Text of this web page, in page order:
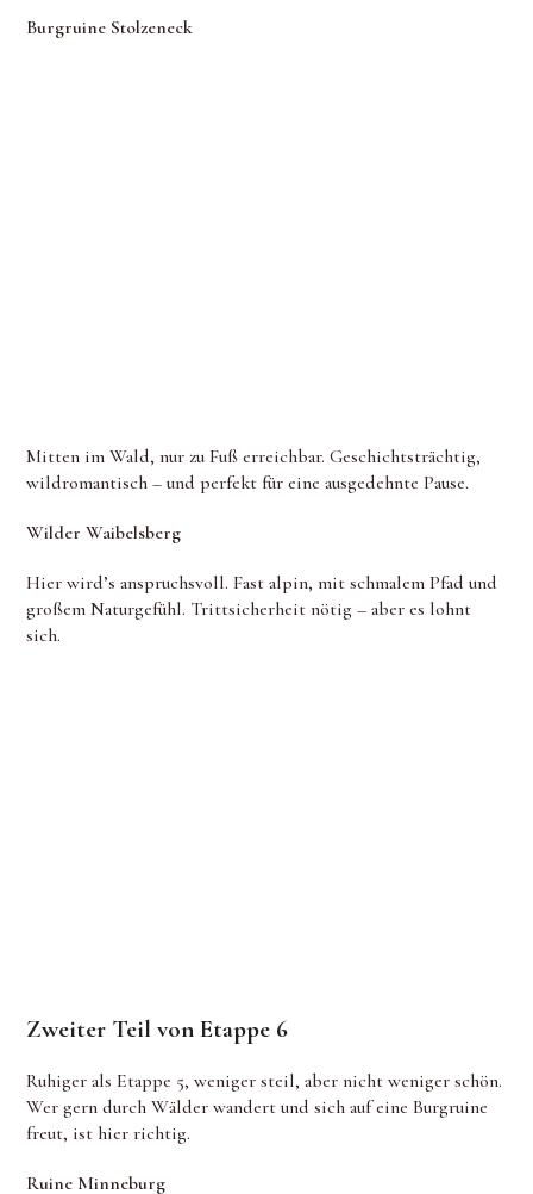
Burgruine Stolzeneck
Mitten im Wald, nur zu Fuß erreichbar. Geschichtsträchtig,
wildromantisch – und perfekt für eine ausgedehnte Pause.
Wilder Waibelsberg
Hier wird’s anspruchsvoll. Fast alpin, mit schmalem Pfad und
großem Naturgefühl. Trittsicherheit nötig – aber es lohnt
sich.
Zweiter Teil von Etappe 6
Ruhiger als Etappe 5, weniger steil, aber nicht weniger schön.
Wer gern durch Wälder wandert und sich auf eine Burgruine
freut, ist hier richtig.
Ruine Minneburg